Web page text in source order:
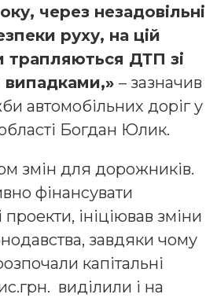
через незадовільні
руху, на цій
трапляються ДТП зі
– зазначив
автомобільних доріг у
Богдан Юлик.
змін для дорожників.
фінансувати
проекти, ініціював зміни
завдяки чому
капітальні
виділили і на